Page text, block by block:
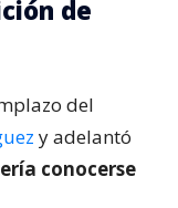
de
del
y adelantó
conocerse